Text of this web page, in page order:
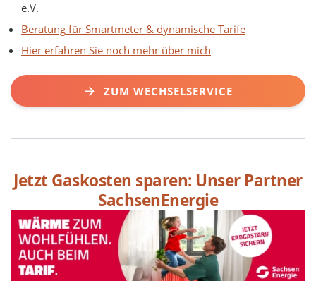
e.V.
Beratung für Smartmeter & dynamische Tarife
Hier erfahren Sie noch mehr über mich
ZUM WECHSELSERVICE
Jetzt Gaskosten sparen: Unser Partner
SachsenEnergie